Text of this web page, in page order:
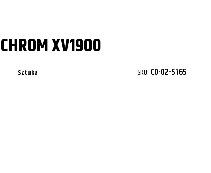
XV1900
Sztuka SKU: CO-02-5765